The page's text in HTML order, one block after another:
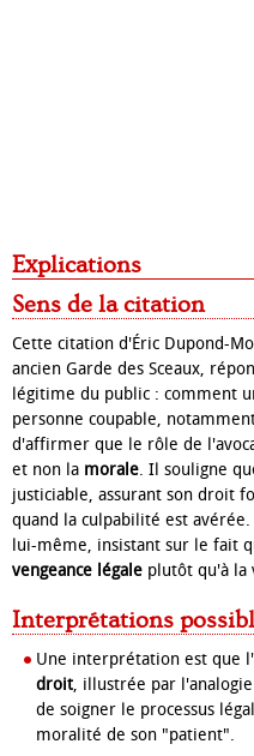
Explications
Sens de la citation
Cette citation d'Éric Dupond-
ancien Garde des Sceaux,
légitime du public : comment
personne coupable,
d'affirmer que le rôle de
et non la morale. Il souligne
justiciable, assurant son droit
quand la culpabilité est
lui-même, insistant sur le fait
vengeance légale plutôt qu'à la
Interprétations
Une interprétation est que
droit, illustrée par
de soigner le processus
moralité de son "patient".